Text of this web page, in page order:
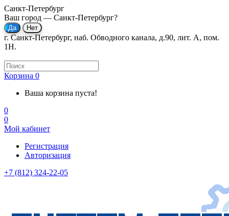
Санкт-Петербург
Ваш город — Санкт-Петербург?
г. Санкт-Петербург, наб. Обводного канала, д.90, лит. А, пом.
1Н.
Корзина 0
Ваша корзина пуста!
0
0
Мой кабинет
Регистрация
Авторизация
+7 (812) 324-22-05